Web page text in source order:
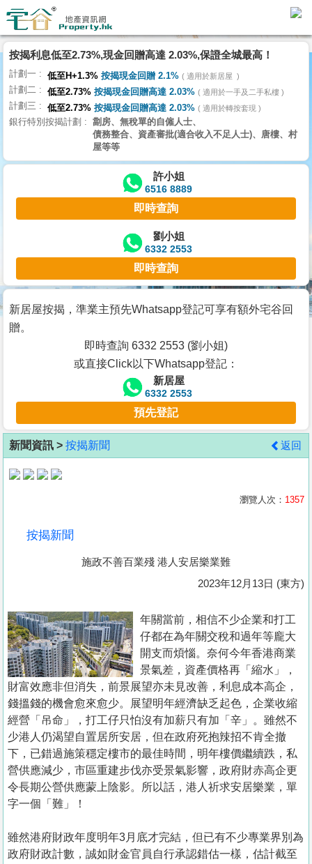
理
主
頁
搵
樓/
交
業
主
宅
谷
按
客
地
產
置
業
手
冊
關
於
我
們
按揭利息低至2.73%,現金回贈高達 2.03%,保證全城最高！
計劃一 低至H+1.3% 按揭現金回贈 2.1% 適用於新居屋
計劃二 低至2.73% 按揭現金回贈高達 2.03% 適用於一手及二手私樓
計劃三 低至2.73% 按揭現金回贈高達 2.03% 適用於轉按套現
銀行特別按揭計劃
劏房、無稅單的自僱人士、
債務整合、資產審批(適合收入不足人士)、唐樓、村
屋等等
許小姐
6516 8889
即時查詢
劉小姐
6332 2553
即時查詢
新居屋按揭，準業主預先Whatsapp登記可享有額外宅谷回
贈。
即時查詢 6332 2553 (劉小姐)
或直接Click以下Whatsapp登記：
新居屋
6332 2553
預先登記
新聞資訊 > 按揭新聞 返回
瀏覽人次： 1357
按揭新聞
施政不善百業殘 港人安居樂業難
2023年12月13日 (東方)
年關當前，相信不少企業和打工
仔都在為年關交稅和過年等龐大
開支而煩惱。奈何今年香港商業
景氣差，資產價格再「縮水」，
財富效應非但消失，前景展望亦未見改善，利息成本高企，
錢搵錢的機會愈來愈少。展望明年經濟缺乏起色，企業收縮
經營「吊命」，打工仔只怕沒有加薪只有加「辛」。雖然不
少港人仍渴望自置居所安居，但在政府死抱辣招不肯全撤
下，已錯過施策穩定樓市的最佳時間，明年樓價繼續跌，私
營供應減少，市區重建步伐亦受景氣影響，政府財赤高企更
令長期公營供應蒙上陰影。所以話，港人祈求安居樂業，單
字一個「難」！
雖然港府財政年度明年3月底才完結，但已有不少專業界別為
政府財政計數，誠如財金官員自行承認錯估一樣，估計截至